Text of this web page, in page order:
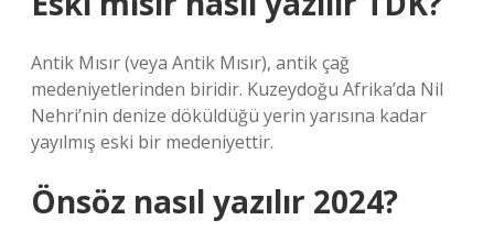
Antik Mısır (veya Antik Mısır), antik çağ
medeniyetlerinden biridir. Kuzeydoğu Afrika’da Nil
Nehri’nin denize döküldüğü yerin yarısına kadar
yayılmış eski bir medeniyettir.
Önsöz nasıl yazılır 2024?